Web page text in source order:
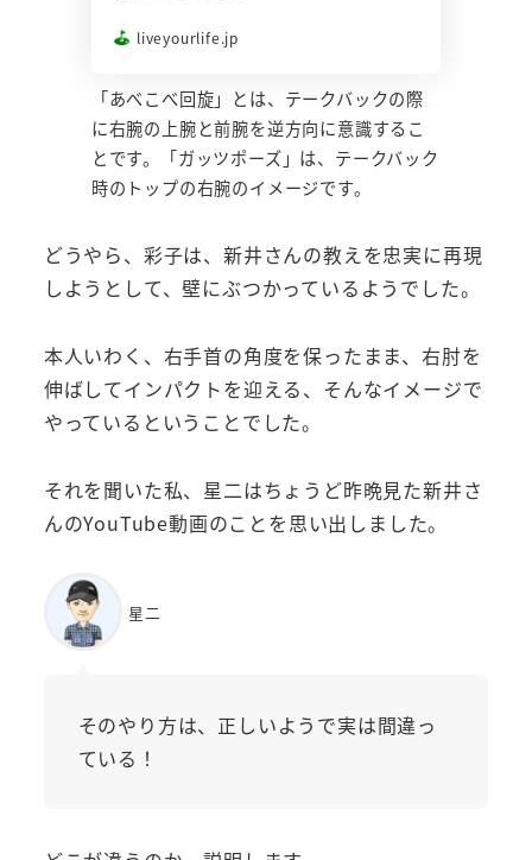
liveyourlife.jp
「あべこべ回旋」とは、テークバックの際
に右腕の上腕と前腕を逆方向に意識するこ
とです。「ガッツポーズ」は、テークバック
時のトップの右腕のイメージです。
どうやら、彩子は、新井さんの教えを忠実に再現
しようとして、壁にぶつかっているようでした。
本人いわく、右手首の角度を保ったまま、右肘を
伸ばしてインパクトを迎える、そんなイメージで
やっているということでした。
それを聞いた私、星二はちょうど昨晩見た新井さ
んのYouTube動画のことを思い出しました。
星二
そのやり方は、正しいようで実は間違っ
ている！